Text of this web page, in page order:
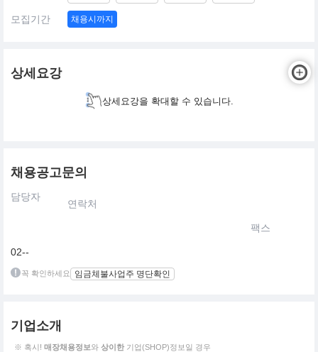
모집기간 채용시까지
상세요강
상세요강을 확대할 수 있습니다.
채용공고문의
담당자
연락처
팩스
02--
꼭 확인하세요 임금체불사업주 명단확인
기업소개
※ 혹시! 매장채용정보와 상이한 기업(SHOP)정보일 경우